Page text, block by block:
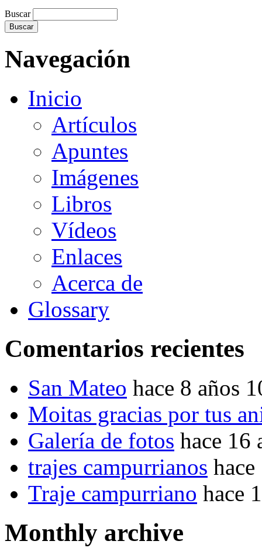
Buscar
Navegación
Inicio
Artículos
Apuntes
Imágenes
Libros
Vídeos
Enlaces
Acerca de
Glossary
Comentarios recientes
San Mateo hace 8 años
Moitas gracias por tus
Galería de fotos hace 16
trajes campurrianos
Traje campurriano hace
Monthly archive